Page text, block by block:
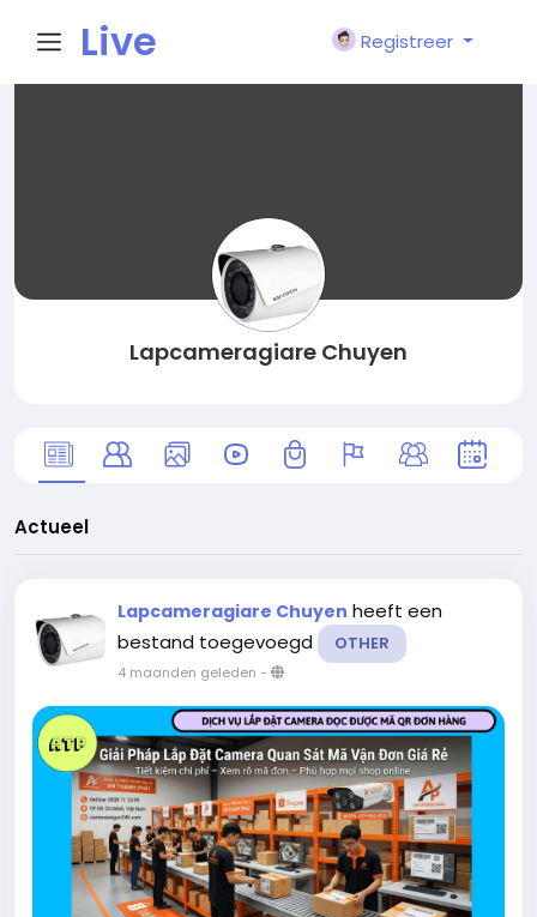
Live
Registreer
Lapcameragiare Chuyen
Actueel
Lapcameragiare Chuyen heeft een
bestand toegevoegd
OTHER
4 maanden geleden -